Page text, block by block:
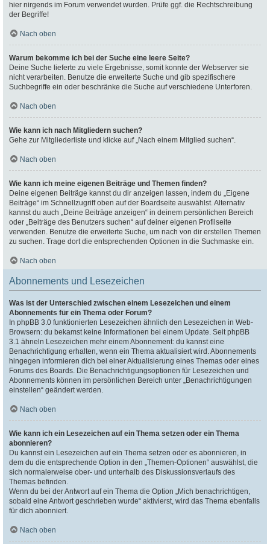
hier nirgends im Forum verwendet wurden. Prüfe ggf. die Rechtschreibung
der Begriffe!
Nach oben
Warum bekomme ich bei der Suche eine leere Seite?
Deine Suche lieferte zu viele Ergebnisse, somit konnte der Webserver sie
nicht verarbeiten. Benutze die erweiterte Suche und gib spezifischere
Suchbegriffe ein oder beschränke die Suche auf verschiedene Unterforen.
Nach oben
Wie kann ich nach Mitgliedern suchen?
Gehe zur Mitgliederliste und klicke auf „Nach einem Mitglied suchen“.
Nach oben
Wie kann ich meine eigenen Beiträge und Themen finden?
Deine eigenen Beiträge kannst du dir anzeigen lassen, indem du „Eigene
Beiträge“ im Schnellzugriff oben auf der Boardseite auswählst. Alternativ
kannst du auch „Deine Beiträge anzeigen“ in deinem persönlichen Bereich
oder „Beiträge des Benutzers suchen“ auf deiner eigenen Profilseite
verwenden. Benutze die erweiterte Suche, um nach von dir erstellen Themen
zu suchen. Trage dort die entsprechenden Optionen in die Suchmaske ein.
Nach oben
Abonnements und Lesezeichen
Was ist der Unterschied zwischen einem Lesezeichen und einem
Abonnements für ein Thema oder Forum?
In phpBB 3.0 funktionierten Lesezeichen ähnlich den Lesezeichen in Web-
Browsern: du bekamst keine Informationen bei einem Update. Seit phpBB
3.1 ähneln Lesezeichen mehr einem Abonnement: du kannst eine
Benachrichtigung erhalten, wenn ein Thema aktualisiert wird. Abonnements
hingegen informieren dich bei einer Aktualisierung eines Themas oder eines
Forums des Boards. Die Benachrichtigungsoptionen für Lesezeichen und
Abonnements können im persönlichen Bereich unter „Benachrichtigungen
einstellen“ geändert werden.
Nach oben
Wie kann ich ein Lesezeichen auf ein Thema setzen oder ein Thema
abonnieren?
Du kannst ein Lesezeichen auf ein Thema setzen oder es abonnieren, in
dem du die entsprechende Option in den „Themen-Optionen“ auswählst, die
sich normalerweise ober- und unterhalb des Diskussionsverlaufs des
Themas befinden.
Wenn du bei der Antwort auf ein Thema die Option „Mich benachrichtigen,
sobald eine Antwort geschrieben wurde“ aktivierst, wird das Thema ebenfalls
für dich abonniert.
Nach oben